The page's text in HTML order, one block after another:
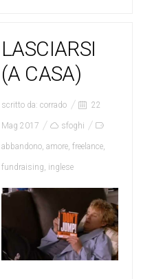
LASCIARSI
(A CASA)
scritto da: corrado 22
Mag 2017 sfoghi
abbandono, amore, freelance,
fundraising, inglese